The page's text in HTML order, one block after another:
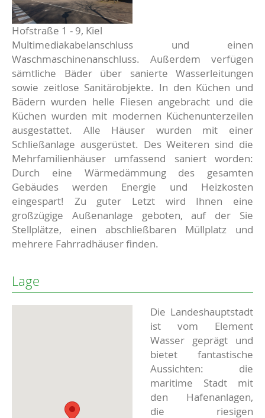
Hofstraße 1 - 9, Kiel
Multimediakabelanschluss und einen
Waschmaschinenanschluss. Außerdem verfügen
sämtliche Bäder über sanierte Wasserleitungen
sowie zeitlose Sanitärobjekte. In den Küchen und
Bädern wurden helle Fliesen angebracht und die
Küchen wurden mit modernen Küchenunterzeilen
ausgestattet. Alle Häuser wurden mit einer
Schließanlage ausgerüstet. Des Weiteren sind die
Mehrfamilienhäuser umfassend saniert worden:
Durch eine Wärmedämmung des gesamten
Gebäudes werden Energie und Heizkosten
eingespart! Zu guter Letzt wird Ihnen eine
großzügige Außenanlage geboten, auf der Sie
Stellplätze, einen abschließbaren Müllplatz und
mehrere Fahrradhäuser finden.
Lage
Die Landeshauptstadt
ist vom Element
Wasser geprägt und
bietet fantastische
Aussichten: die
maritime Stadt mit
den Hafenanlagen,
die riesigen